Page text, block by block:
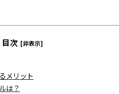
目次 [非表示]
メリット
は？